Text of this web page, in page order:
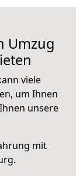
Umzug
viele
um Ihnen
unsere
mit
.